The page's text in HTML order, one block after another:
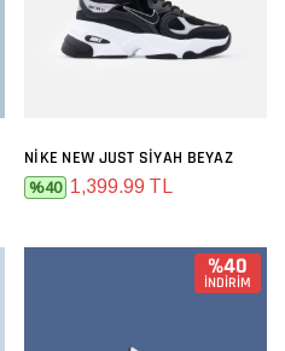
NIKE NEW JUST SIYAH BEYAZ
%40 1,399.99 TL
%40
İNDİRİM